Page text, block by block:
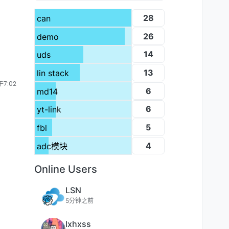
7:02
can
28
demo
26
uds
14
lin stack
13
md14
6
yt-link
6
fbl
5
adc模块
4
Online Users
LSN
5分钟之前
lxhxss